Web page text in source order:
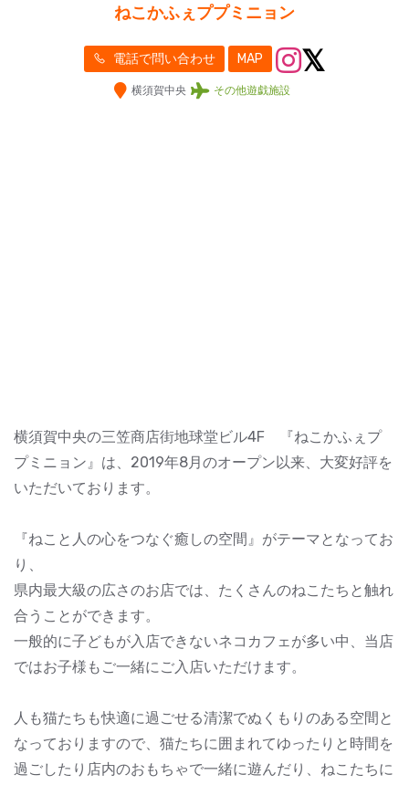
ねこかふぇププミニョン
電話で問い合わせ MAP
横須賀中央 その他遊戯施設
横須賀中央の三笠商店街地球堂ビル4F 『ねこかふぇプ
プミニョン』は、2019年8月のオープン以来、大変好評を
いただいております。
『ねこと人の心をつなぐ癒しの空間』がテーマとなってお
り、
県内最大級の広さのお店では、たくさんのねこたちと触れ
合うことができます。
一般的に子どもが入店できないネコカフェが多い中、当店
ではお子様もご一緒にご入店いただけます。
人も猫たちも快適に過ごせる清潔でぬくもりのある空間と
なっておりますので、猫たちに囲まれてゆったりと時間を
過ごしたり店内のおもちゃで一緒に遊んだり、ねこたちに